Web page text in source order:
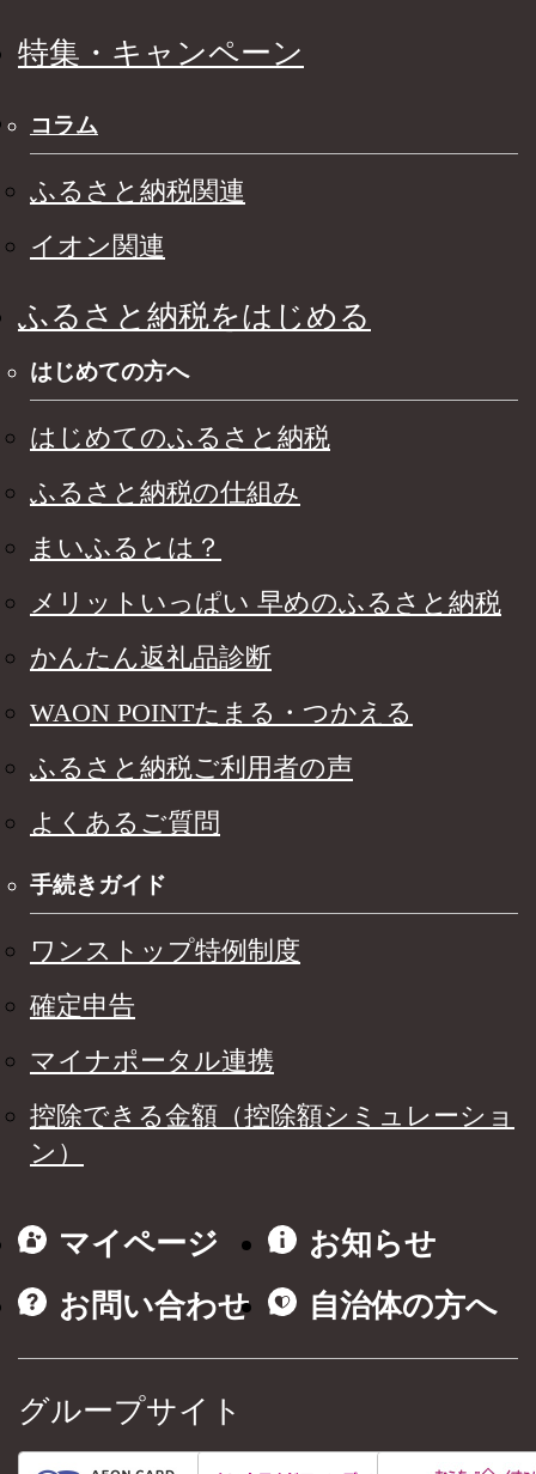
特集・キャンペーン
コラム
ふるさと納税関連
イオン関連
ふるさと納税をはじめる
はじめての方へ
はじめてのふるさと納税
ふるさと納税の仕組み
まいふるとは？
メリットいっぱい 早めのふるさと納税
かんたん返礼品診断
WAON POINTたまる・つかえる
ふるさと納税ご利用者の声
よくあるご質問
手続きガイド
ワンストップ特例制度
確定申告
マイナポータル連携
控除できる金額（控除額シミュレーショ
ン）
マイページ
お知らせ
お問い合わせ
自治体の方へ
グループサイト